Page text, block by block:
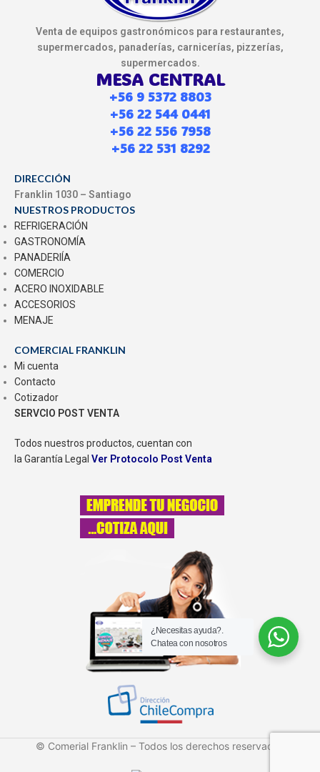
Venta de equipos gastronómicos para restaurantes,
supermercados, panaderías, carnicerías, pizzerías,
supermercados.
MESA CENTRAL
+56 9 5372 8803
+56 22 544 0441
+56 22 556 7958
+56 22 531 8292
DIRECCIÓN
Franklin 1030 – Santiago
NUESTROS PRODUCTOS
REFRIGERACIÓN
GASTRONOMÍA
PANADERIÍA
COMERCIO
ACERO INOXIDABLE
ACCESORIOS
MENAJE
COMERCIAL FRANKLIN
Mi cuenta
Contacto
Cotizador
SERVCIO POST VENTA
Todos nuestros productos, cuentan con
la Garantía Legal Ver Protocolo Post Venta
© Comerial Franklin – Todos los derechos reservados
¿Necesitas ayuda?.
Chatea con nosotros